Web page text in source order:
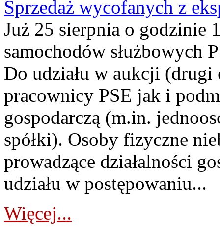
Sprzedaż wycofanych z
Już 25 sierpnia o godzinie
samochodów służbowych
Do udziału w aukcji (drugi
pracownicy PSE jak i
gospodarczą (m.in.
spółki). Osoby fizyczne
prowadzące działalności
udziału w postępowaniu...
Więcej...